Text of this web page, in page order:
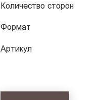
Количество сторон
Формат
Артикул